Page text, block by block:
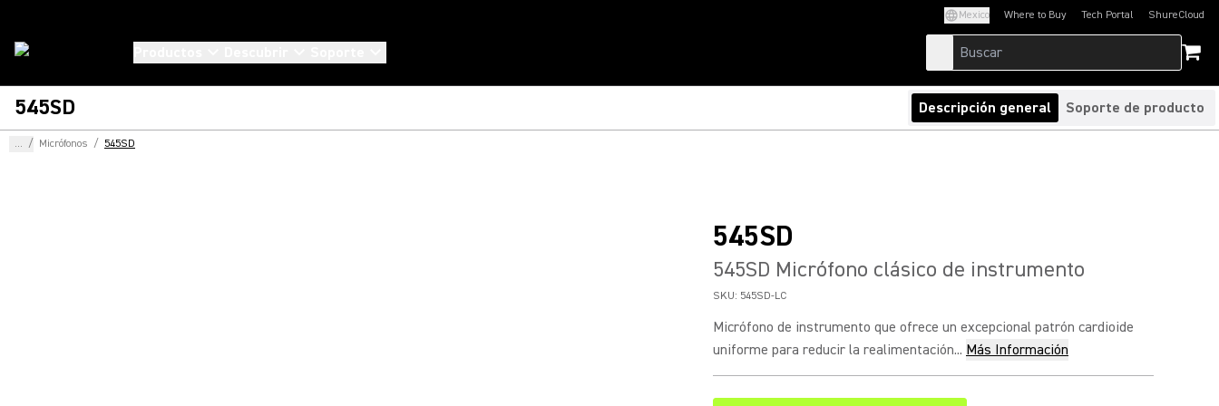
Mexico Where to Buy Tech Portal
(Opens in a new tab)ShureCloud
(Opens in a new
545SD Descripción general Soporte de producto
... / Micrófonos / 545SD
545SD
545SD Micrófono clásico de instrumento
SKU: 545SD-LC
Micrófono de instrumento que ofrece un excepcional patrón cardioide
uniforme para reducir la realimentación... Más Información